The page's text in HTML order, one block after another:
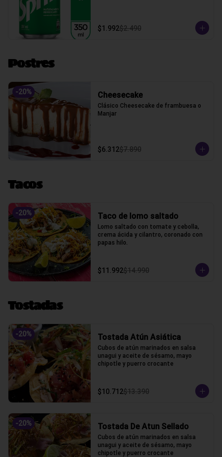
$1.992$2.490
Postres
-20% Cheesecake
Clásico Cheesecake de frambuesa o
Manjar
$6.312$7.890
Tacos
-20% Taco de lomo saltado
Lomo saltado con tomate y cebolla,
crema ácida y cilantro, coronado con
papas hilo.
$11.992$14.990
Tostadas
-20% Tostada Atún Asiática
Cubos de atún marinados en salsa
unagui y aceite de sésamo, mayo
chipotle y puerro crocante
$10.712$13.390
-20% Tostada De Atun Sellado
Cubos de atún marinados en salsa
unagui y aceite de sésamo, mayo
chipotle y puerro crocante